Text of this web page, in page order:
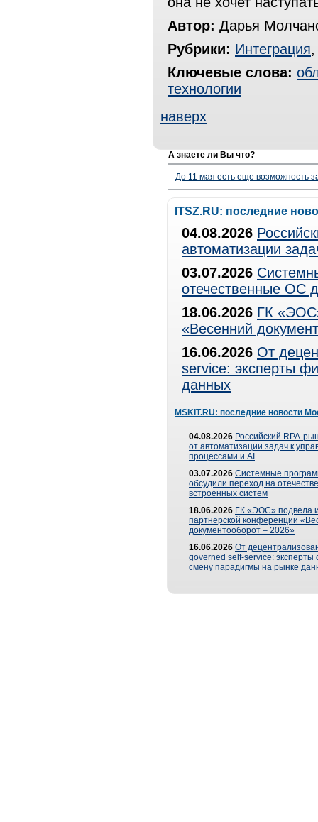
Автор: Дарья
Рубрики: Интеграция
Ключевые слова:
технологии
наверх
А знаете ли Вы что?
До 11 мая есть еще возможность
ITSZ.RU: последние
04.08.2026
автоматизации
03.07.2026
отечественные ОС
18.06.2026 ГК
«Весенний
16.06.2026 От
service: эксперты
данных
MSKIT.RU: последние новости
04.08.2026 Российский RPA-
от автоматизации задач к
процессами и AI
03.07.2026 Системные
обсудили переход на
встроенных систем
18.06.2026 ГК «ЭОС» подвела
партнерской конференции
документооборот – 2026»
16.06.2026 От
governed self-service: эксперты
смену парадигмы на рынке